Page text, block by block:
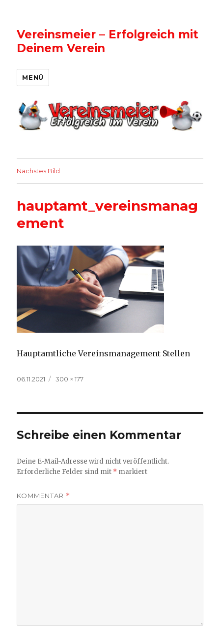
Vereinsmeier – Erfolgreich mit
Deinem Verein
MENÜ
Nächstes Bild
hauptamt_vereinsmanag
ement
Hauptamtliche Vereinsmanagement Stellen
Veröffentlicht
06.11.2021
Volle
300 × 177
Schreibe einen Kommentar
Deine E-Mail-Adresse wird nicht veröffentlicht.
Erforderliche Felder sind mit * markiert
KOMMENTAR *